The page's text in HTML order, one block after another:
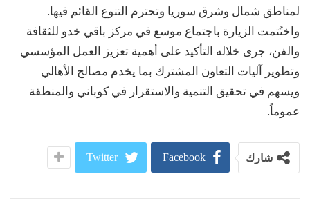
لمناطق شمال وشرق سوريا وتحترم التنوع القائم فيها.
واختُتمت الزيارة باجتماع موسع في مركز باقي خدو للثقافة
والفن، جرى خلاله التأكيد على أهمية تعزيز العمل المؤسسي
وتطوير آليات التعاون المشترك بما يخدم مصالح الأهالي
ويسهم في تحقيق التنمية والاستقرار في كوباني والمنطقة
عموماً.
شارك Facebook
Twitter